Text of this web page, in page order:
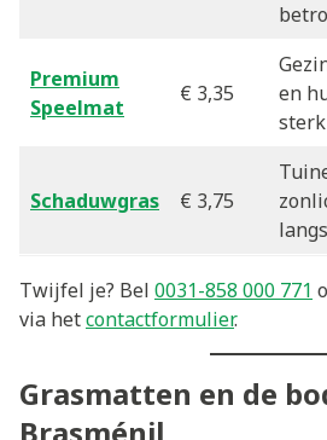
Premium
Speelmat
€ 3,35
en
Schaduwgras € 3,75
Twijfel je? Bel 0031-858 000 771
via hetcontactformulier.
Grasmatten en de